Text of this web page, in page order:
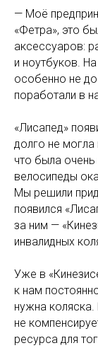
— Моё
«Фетра», это
аксессуаров:
и ноутбуков.
особенно не
поработали в
«Лисапед»
долго не могла
что была очень
велосипеды
Мы решили
появился
за ним —
инвалидных
Уже в
к нам
нужна коляска.
не
ресурса для